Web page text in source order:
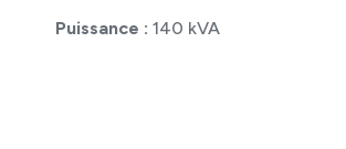
Puissance : 140 kVA